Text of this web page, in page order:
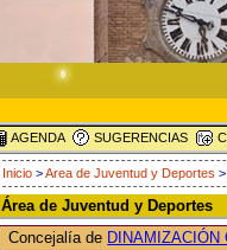
AGENDA SUGERENCIAS
Inicio >Area de Juventud y Deportes
Área de Juventud y Deportes
Concejalía de